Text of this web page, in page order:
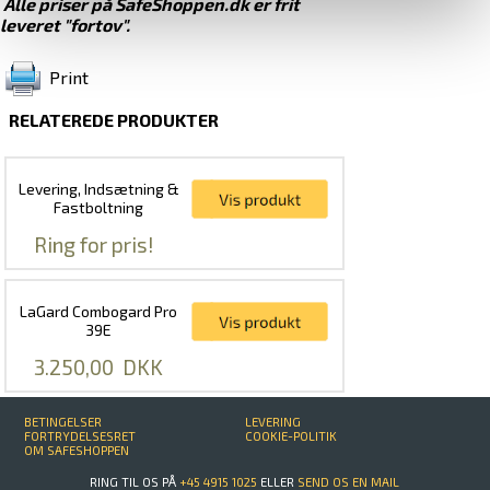
leveret "fortov".
Print
RELATEREDE PRODUKTER
Levering, Indsætning &
Fastboltning
Ring for pris!
LaGard Combogard Pro
39E
3.250,00 DKK
BETINGELSER
LEVERING
FORTRYDELSESRET
COOKIE-POLITIK
OM SAFESHOPPEN
RING TIL OS PÅ +45 4915 1025 ELLER SEND OS EN MAIL